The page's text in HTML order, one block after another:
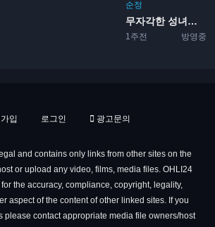
순정
무자각한 성녀는 오늘도 무의...
1주전 방영중
입 로그인 광고문의
and contains only links from other sites on the
or upload any video, films, media files. OHLI24
the accuracy, compliance, copyright, legality,
aspect of the content of other linked sites. If you
please contact appropriate media file owners/host